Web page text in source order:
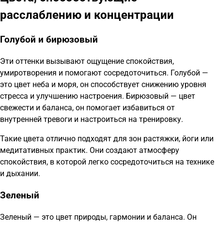
расслаблению и концентрации
Голубой и бирюзовый
Эти оттенки вызывают ощущение спокойствия,
умиротворения и помогают сосредоточиться. Голубой —
это цвет неба и моря, он способствует снижению уровня
стресса и улучшению настроения. Бирюзовый — цвет
свежести и баланса, он помогает избавиться от
внутренней тревоги и настроиться на тренировку.
Такие цвета отлично подходят для зон растяжки, йоги или
медитативных практик. Они создают атмосферу
спокойствия, в которой легко сосредоточиться на технике
и дыхании.
Зеленый
Зеленый — это цвет природы, гармонии и баланса. Он